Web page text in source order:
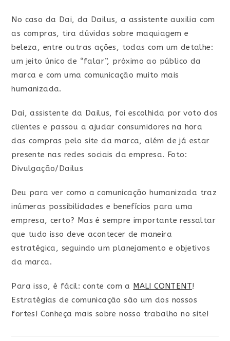
No caso da Dai, da Dailus, a assistente auxilia com
as compras, tira dúvidas sobre maquiagem e
beleza, entre outras ações, todas com um detalhe:
um jeito único de “falar”, próximo ao público da
marca e com uma comunicação muito mais
humanizada.
Dai, assistente da Dailus, foi escolhida por voto dos
clientes e passou a ajudar consumidores na hora
das compras pelo site da marca, além de já estar
presente nas redes sociais da empresa. Foto:
Divulgação/Dailus
Deu para ver como a comunicação humanizada traz
inúmeras possibilidades e benefícios para uma
empresa, certo? Mas é sempre importante ressaltar
que tudo isso deve acontecer de maneira
estratégica, seguindo um planejamento e objetivos
da marca.
Para isso, é fácil: conte com a MALI CONTENT!
Estratégias de comunicação são um dos nossos
fortes! Conheça mais sobre nosso trabalho no site!